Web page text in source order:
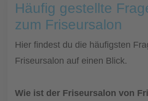
Häufig gestellte
zum Friseursalon
Hier findest du die häufigsten
Friseursalon auf einen Blick.
Wie ist der Friseursalon von